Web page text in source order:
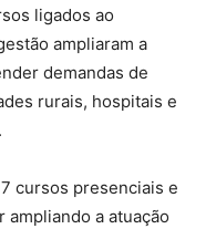
ligados ao
ampliaram a
demandas de
rurais, hospitais e
cursos presenciais e
ampliando a atuação